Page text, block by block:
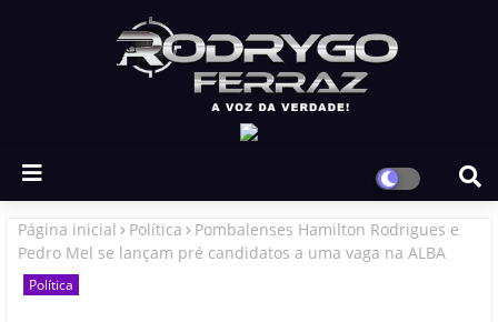
Página inicial Política
Pombalenses Hamilton Rodrigues e
Pedro Mel se lançam pré candidatos a uma vaga na ALBA
Política